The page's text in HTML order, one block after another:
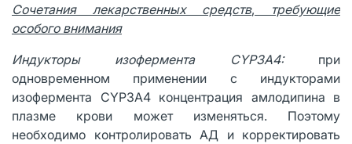
Сочетания лекарственных средств, требующие
особого внимания
Индукторы изофермента
CYP3A4: при
одновременном применении с индукторами
изофермента CYP3A4 концентрация амлодипина в
плазме крови может изменяться. Поэтому
необходимо контролировать АД и корректировать